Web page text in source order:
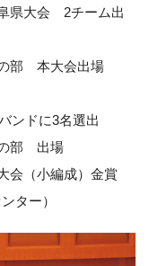
県大会 2チーム出
部 本大会出場
ンドに3名選出
の部 出場
会（小編成）金賞
ター）